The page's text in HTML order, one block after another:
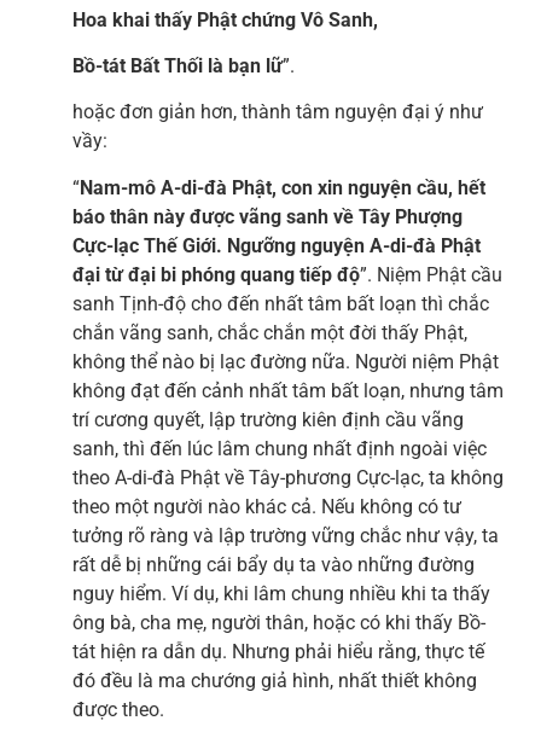
Hoa khai thấy Phật chứng Vô Sanh,
Bồ-tát Bất Thối là bạn lữ”.
hoặc đơn giản hơn, thành tâm nguyện đại ý như
vầy:
“Nam-mô A-di-đà Phật, con xin nguyện cầu, hết
báo thân này được vãng sanh về Tây Phượng
Cực-lạc Thế Giới. Ngưỡng nguyện A-di-đà Phật
đại từ đại bi phóng quang tiếp độ”. Niệm Phật cầu
sanh Tịnh-độ cho đến nhất tâm bất loạn thì chắc
chắn vãng sanh, chắc chắn một đời thấy Phật,
không thể nào bị lạc đường nữa. Người niệm Phật
không đạt đến cảnh nhất tâm bất loạn, nhưng tâm
trí cương quyết, lập trường kiên định cầu vãng
sanh, thì đến lúc lâm chung nhất định ngoài việc
theo A-di-đà Phật về Tây-phương Cực-lạc, ta không
theo một người nào khác cả. Nếu không có tư
tưởng rõ ràng và lập trường vững chắc như vậy, ta
rất dễ bị những cái bẩy dụ ta vào những đường
nguy hiểm. Ví dụ, khi lâm chung nhiều khi ta thấy
ông bà, cha mẹ, người thân, hoặc có khi thấy Bồ-
tát hiện ra dẫn dụ. Nhưng phải hiểu rằng, thực tế
đó đều là ma chướng giả hình, nhất thiết không
được theo.